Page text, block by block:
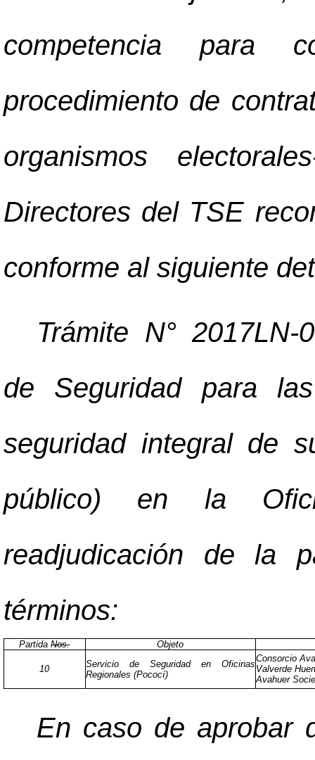
competencia para
procedimiento de
organismos
Directores del TSE
conforme al siguiente
Trámite N° 2017LN-
de Seguridad para
seguridad integral de
público) en la
readjudicación de la
términos:
PartidaNos. Objeto
10
Servicio de Seguridad en Oficinas
Regionales (Pococí)
Consorcio
Valverde
Avahuer
En caso de aprobar